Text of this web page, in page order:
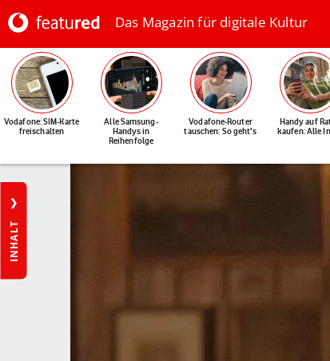
Das Magazin für digitale Kultur
Vodafone: SIM-Karte
freischalten
Alle Samsung-
Handys in
Reihenfolge
Vodafone-Router
tauschen: So geht's
Handy auf
kaufen: Alle
INHALT